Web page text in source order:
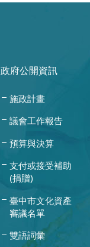
政府公開資訊
施政計畫
議會工作報告
預算與決算
支付或接受補助
(捐贈)
臺中市文化資產
審議名單
雙語詞彙